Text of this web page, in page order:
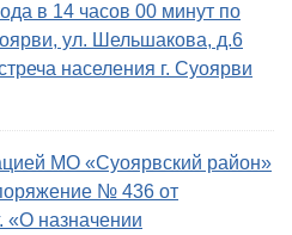
в 14 часов 00 минут по
ул. Шельшакова, д.6
населения г. Суоярви
МО «Суоярвский район»
№ 436 от
«О назначении